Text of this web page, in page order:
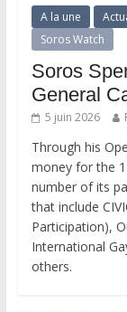
A la une
Soros Watch
Soros
General
5 juin 2026
Through his
money for the
number of its
that include
Participation),
International
others.